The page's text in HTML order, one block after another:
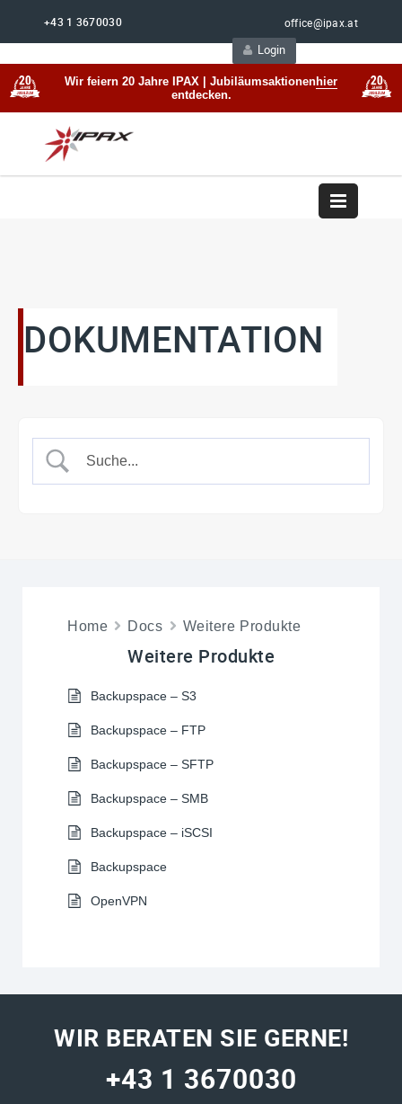
+43 1 3670030
office@ipax.at
Login
Wir feiern 20 Jahre IPAX | Jubiläumsaktionenhier
entdecken.
DOKUMENTATION
Home Docs Weitere Produkte
Weitere Produkte
Backupspace – S3
Backupspace – FTP
Backupspace – SFTP
Backupspace – SMB
Backupspace – iSCSI
Backupspace
OpenVPN
WIR BERATEN SIE GERNE!
+43 1 3670030